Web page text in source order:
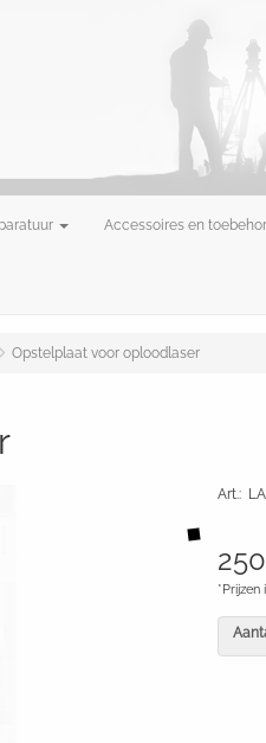
Accessoires en
Opstelplaat voor oploodlaser
Art.: